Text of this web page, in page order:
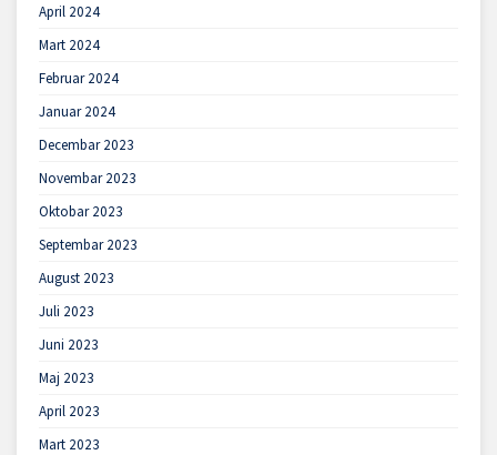
April 2024
Mart 2024
Februar 2024
Januar 2024
Decembar 2023
Novembar 2023
Oktobar 2023
Septembar 2023
August 2023
Juli 2023
Juni 2023
Maj 2023
April 2023
Mart 2023